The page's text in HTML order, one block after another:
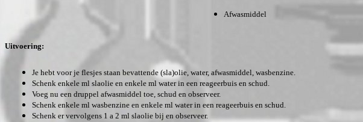
Afwasmiddel
Uitvoering:
Je hebt voor je flesjes staan bevattende (sla)olie, water, afwasmiddel, wasbenzine.
Schenk enkele ml slaolie en enkele ml water in een reageerbuis en schud.
Voeg nu een druppel afwasmiddel toe, schud en observeer.
Schenk enkele ml wasbenzine en enkele ml water in een reageerbuis en schud.
Schenk er vervolgens 1 a 2 ml slaolie bij en observeer.